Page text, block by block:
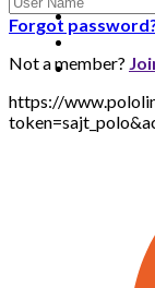
Forgot
Not a member?
https://